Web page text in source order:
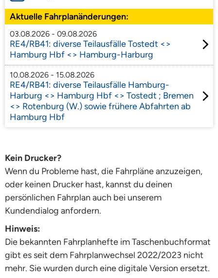
Aktuelle Fahrplanänderungen:
03.08.2026 - 09.08.2026
RE4/RB41: diverse Teilausfälle Tostedt <>
Hamburg Hbf <> Hamburg-Harburg
10.08.2026 - 15.08.2026
RE4/RB41: diverse Teilausfälle Hamburg-
Harburg <> Hamburg Hbf <> Tostedt ; Bremen
<> Rotenburg (W.) sowie frühere Abfahrten ab
Hamburg Hbf
Kein Drucker?
Wenn du Probleme hast, die Fahrpläne anzuzeigen,
oder keinen Drucker hast, kannst du deinen
persönlichen Fahrplan auch bei unserem
Kundendialog anfordern.
Hinweis:
Die bekannten Fahrplanhefte im Taschenbuchformat
gibt es seit dem Fahrplanwechsel 2022/2023 nicht
mehr. Sie wurden durch eine digitale Version ersetzt.